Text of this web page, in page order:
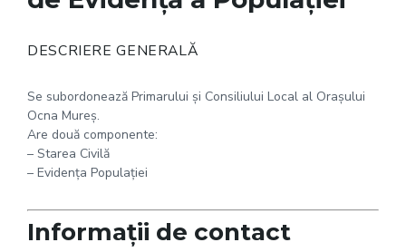
DESCRIERE GENERALĂ
Se subordonează Primarului și Consiliului Local al Orașului
Ocna Mureș.
Are două componente:
– Starea Civilă
– Evidența Populației
Informații de contact